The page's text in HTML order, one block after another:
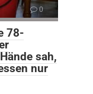
0
78-
sah,
nur